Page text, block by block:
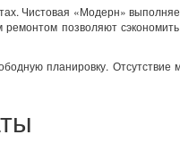
Чистовая «Модерн»
ремонтом позволяют
планировку.